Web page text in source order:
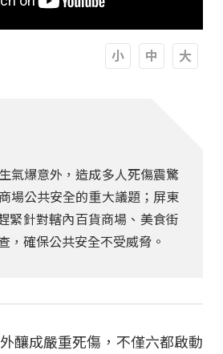
氣爆意外，造成多人死傷震驚
場公共安全的重大議題；屏東
緊針對轄內百貨商場、美食街
，確保公共安全不受威脅。
釀成嚴重死傷，不僅六都啟動